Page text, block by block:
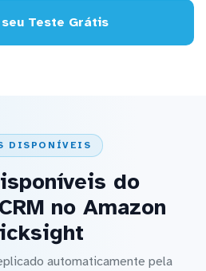
seu Teste Grátis
DISPONÍVEIS
do
no Amazon
automaticamente pela